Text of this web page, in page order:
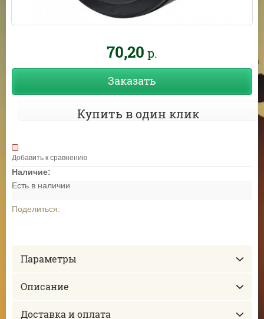
70,20 р.
Заказать
Купить в один клик
Добавить к сравнению
Наличие:
Есть в наличии
Поделиться:
Параметры
Описание
Доставка и оплата